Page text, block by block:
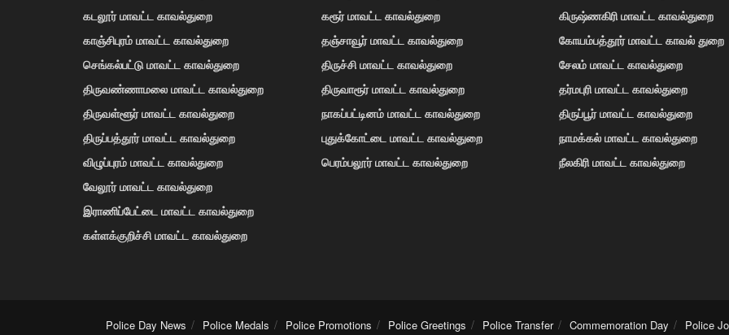
கடலூர் மாவட்ட காவல்துறை
காஞ்சிபுரம் மாவட்ட காவல்துறை
செங்கல்பட்டு மாவட்ட காவல்துறை
திருவண்ணாமலை மாவட்ட காவல்துறை
திருவள்ளூர் மாவட்ட காவல்துறை
திருப்பத்தூர் மாவட்ட காவல்துறை
விழுப்புரம் மாவட்ட காவல்துறை
வேலூர் மாவட்ட காவல்துறை
இராணிப்பேட்டை மாவட்ட காவல்துறை
கள்ளக்குறிச்சி மாவட்ட காவல்துறை
கரூர் மாவட்ட காவல்துறை
தஞ்சாவூர் மாவட்ட காவல்துறை
திருச்சி மாவட்ட காவல்துறை
திருவாரூர் மாவட்ட காவல்துறை
நாகப்பட்டினம் மாவட்ட காவல்துறை
புதுக்கோட்டை மாவட்ட காவல்துறை
பெரம்பலூர் மாவட்ட காவல்துறை
கிருஷ்ணகிரி மாவட்ட காவல்துறை
கோயம்பத்தூர் மாவட்ட காவல் துறை
சேலம் மாவட்ட காவல்துறை
தர்மபுரி மாவட்ட காவல்துறை
திருப்பூர் மாவட்ட காவல்துறை
நாமக்கல் மாவட்ட காவல்துறை
நீலகிரி மாவட்ட காவல்துறை
Police Day News Police Medals Police Promotions Police Greetings Police Transfer Commemoration Day Police